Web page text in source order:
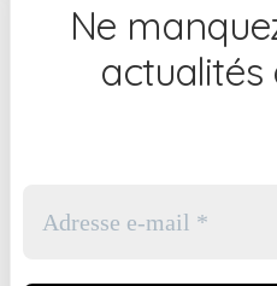
Ne
actualités